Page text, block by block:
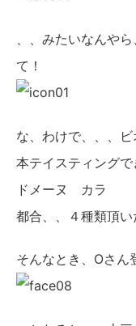
、、みたいなんや
て！
な、わけで、、、
本テイスティング
ドメーヌ カラ
都合、、４種類頂い
そんなとき、Oさ